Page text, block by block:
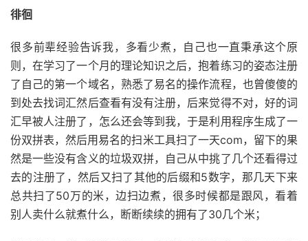
徘徊
很多前辈经验告诉我，多看少煮，自己也一直秉承这个原
则，在学习了一个月的理论知识之后，抱着练习的姿态注册
了自己的第一个域名，熟悉了易名的操作流程，也曾傻傻的
到处去找词汇然后查看有没有注册，后来觉得不对，好的词
汇早被人注册了，怎么还会等到我，于是利用程序生成了一
份双拼表，然后用易名的扫米工具扫了一天com，留下的果
然是一些没有含义的垃圾双拼，自己从中挑了几个还看得过
去的注册了，然后又扫了其他的后缀和5数字，那几天下来
总共扫了50万的米，边扫边煮，很多时候都是跟风，看着
别人卖什么就煮什么，断断续续的拥有了30几个米；